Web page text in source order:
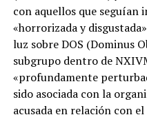
con aquellos que seguían
«horrorizada y
luz sobre DOS (Dominus
subgrupo dentro de
«profundamente
sido asociada con la
acusada en relación con